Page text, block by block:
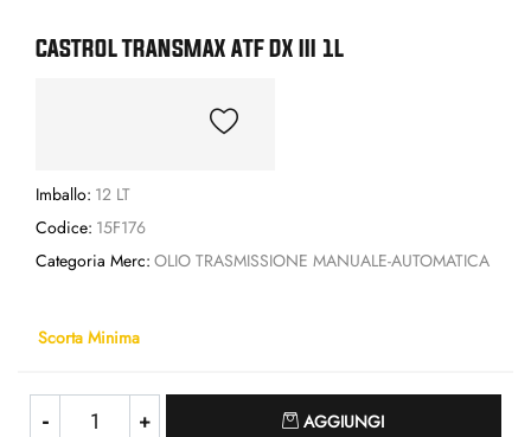
CASTROL TRANSMAX ATF DX III 1L
Imballo: 12 LT
Codice: 15F176
Categoria Merc: OLIO TRASMISSIONE MANUALE-AUTOMATICA
Scorta Minima
AGGIUNGI